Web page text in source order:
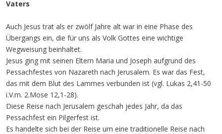
Vaters
Auch Jesus trat als er zwölf Jahre alt war in eine Phase des
Übergangs ein, die für uns als Volk Gottes eine wichtige
Wegweisung beinhaltet.
Jesus ging mit seinen Eltern Maria und Joseph aufgrund des
Pessachfestes von Nazareth nach Jerusalem. Es war das Fest,
das mit dem Blut des Lammes verbunden ist (vgl. Lukas 2,41-50
i.V.m. 2.Mose 12,1-28).
Diese Reise nach Jerusalem geschah jedes Jahr, da das
Pessachfest ein Pilgerfest ist.
Es handelte sich bei der Reise um eine traditionelle Reise nach